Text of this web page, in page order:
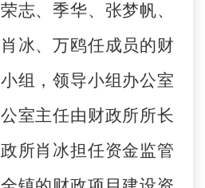
志、季华、张梦帆、
冰、万鸥任成员的财
组，领导小组办公室
室主任由财政所所长
所肖冰担任资金监管